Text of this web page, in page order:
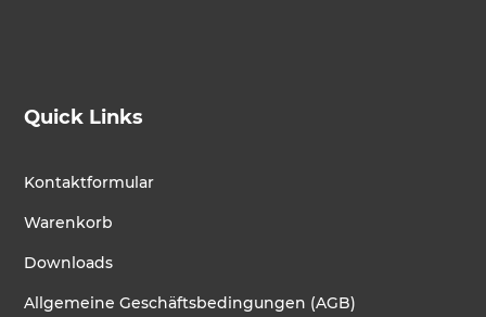
Quick Links
Kontaktformular
Warenkorb
Downloads
Allgemeine Geschäftsbedingungen (AGB)